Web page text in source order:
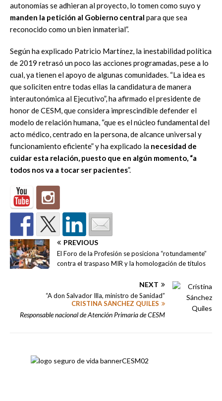
autonomías se adhieran al proyecto, lo tomen como suyo y
manden la petición al Gobierno central para que sea
reconocido como un bien inmaterial”.
Según ha explicado Patricio Martínez, la inestabilidad política
de 2019 retrasó un poco las acciones programadas, pese a lo
cual, ya tienen el apoyo de algunas comunidades. “La idea es
que soliciten entre todas ellas la candidatura de manera
interautonómica al Ejecutivo”, ha afirmado el presidente de
honor de CESM, que considera imprescindible defender el
modelo de relación humana, “que es el núcleo fundamental del
acto médico, centrado en la persona, de alcance universal y
funcionamiento eficiente” y ha explicado la necesidad de
cuidar esta relación, puesto que en algún momento, “a
todos nos va a tocar ser pacientes”.
PREVIOUS
El Foro de la Profesión se posiciona “rotundamente”
contra el traspaso MIR y la homologación de títulos
NEXT
“A don Salvador Illa, ministro de Sanidad”
CRISTINA SÁNCHEZ QUILES
Responsable nacional de Atención Primaria de CESM